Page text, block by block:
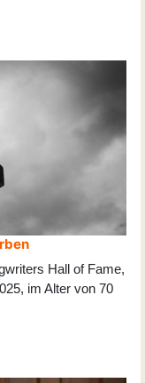
Hall of Fame,
im Alter von 70